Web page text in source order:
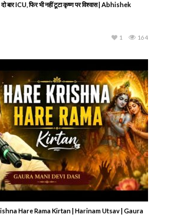
बार ICU, फिर भी नहीं टूटा कृष्ण पर विश्वास | Abhishek
164
1
Hare Rama Kirtan | Harinam Utsav | Gaura